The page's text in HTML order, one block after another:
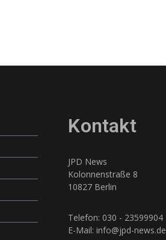
Kontakt
JPD News
Kolonnenstraße 8
10827 Berlin
Telefon: 030 - 23599904
E-Mail: info@jpd-news.de